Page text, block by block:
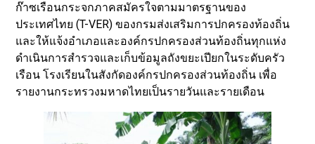
ก๊าซเรือนกระจกภาคสมัครใจตามมาตรฐานของ
ประเทศไทย (T-VER) ของกรมส่งเสริมการปกครองท้องถิ่น
และให้แจ้งอำเภอและองค์กรปกครองส่วนท้องถิ่นทุกแห่ง
ดำเนินการสำรวจและเก็บข้อมูลถังขยะเปียกในระดับครัว
เรือน โรงเรียนในสังกัดองค์กรปกครองส่วนท้องถิ่น เพื่อ
รายงานกระทรวงมหาดไทยเป็นรายวันและรายเดือน